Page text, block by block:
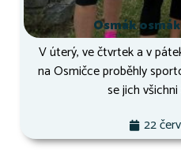
Osmák
V úterý, ve čtvrtek a v
na Osmičce proběhly
se jich
22